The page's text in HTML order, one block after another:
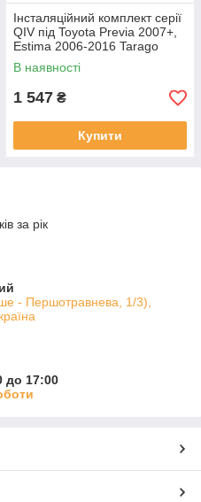
Інсталяційний комплект серії
QIV під Toyota Previa 2007+,
Estima 2006-2016 Tarago
2007-2016 (W1) 9 дюймів
В наявності
1 547 ₴
Купити
за рік
- Першотравнева, 1/3),
до 17:00